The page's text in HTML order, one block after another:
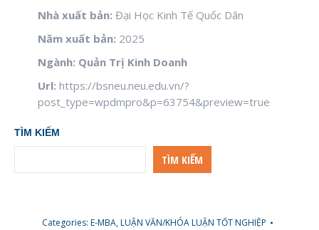
Nhà xuất bản: Đại Học Kinh Tế Quốc Dân
Năm xuất bản: 2025
Ngành: Quản Trị Kinh Doanh
Url: https://bsneu.neu.edu.vn/?
post_type=wpdmpro&p=63754&preview=true
TÌM KIẾM
TÌM KIẾM
Categories: E-MBA,LUẬN VĂN/KHÓA LUẬN TỐT NGHIỆP